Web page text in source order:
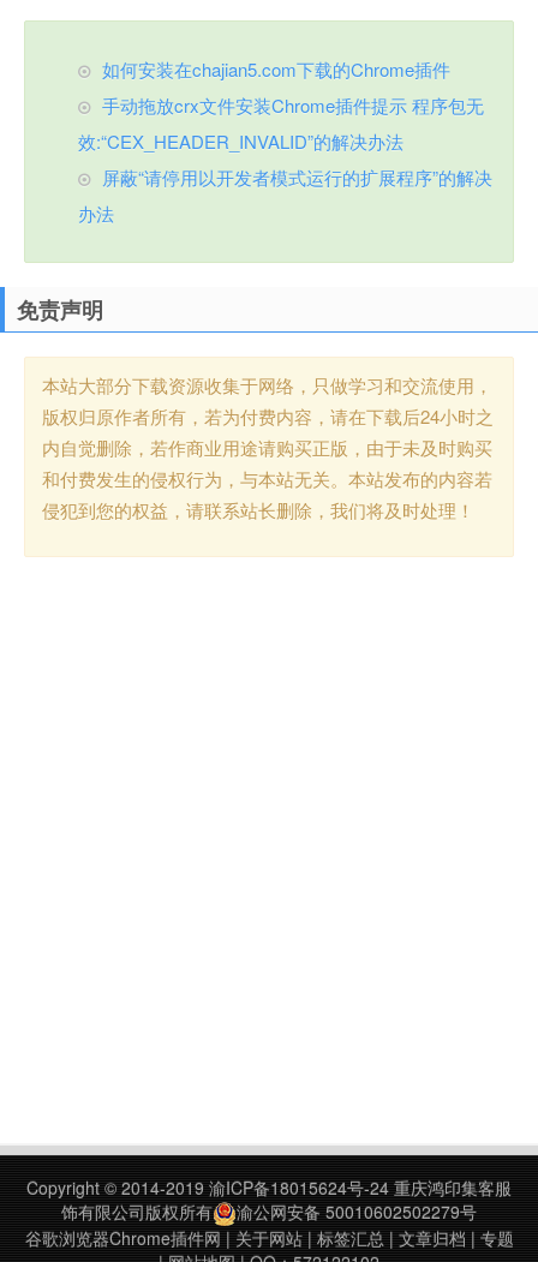
如何安装在chajian5.com下载的Chrome插件
手动拖放crx文件安装Chrome插件提示 程序包无
效:“CEX_HEADER_INVALID”的解决办法
屏蔽“请停用以开发者模式运行的扩展程序”的解决
办法
免责声明
本站大部分下载资源收集于网络，只做学习和交流使用，
版权归原作者所有，若为付费内容，请在下载后24小时之
内自觉删除，若作商业用途请购买正版，由于未及时购买
和付费发生的侵权行为，与本站无关。本站发布的内容若
侵犯到您的权益，请联系站长删除，我们将及时处理！
Copyright © 2014-2019 渝ICP备18015624号-24 重庆鸿印集客服
饰有限公司版权所有
渝公网安备 50010602502279号
谷歌浏览器Chrome插件网 | 关于网站| 标签汇总 | 文章归档 | 专题